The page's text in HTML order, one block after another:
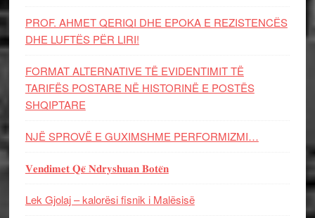
PROF. AHMET QERIQI DHE EPOKA E REZISTENCЁS
DHE LUFTЁS PЁR LIRI!
FORMAT ALTERNATIVE TË EVIDENTIMIT TË
TARIFËS POSTARE NË HISTORINË E POSTËS
SHQIPTARE
NJË SPROVË E GUXIMSHME PERFORMIZMI…
𝐕𝐞𝐧𝐝𝐢𝐦𝐞𝐭 𝐐𝐞̈ 𝐍𝐝𝐫𝐲𝐬𝐡𝐮𝐚𝐧 𝐁𝐨𝐭𝐞̈𝐧
Lek Gjolaj – kalorësi fisnik i Malësisë